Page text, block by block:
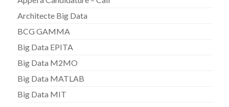
Architecte Big Data
BCG GAMMA
Big Data EPITA
Big Data M2MO
Big Data MATLAB
Big Data MIT